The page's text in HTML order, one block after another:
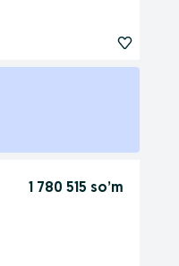
1 780 515 so’m